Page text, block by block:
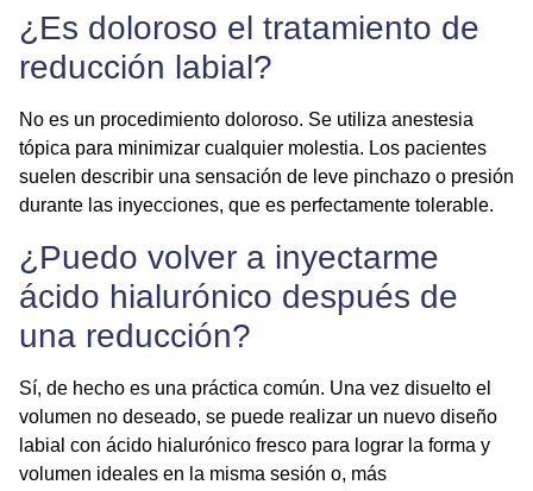
¿Es doloroso el tratamiento de
reducción labial?
No es un procedimiento doloroso. Se utiliza anestesia
tópica para minimizar cualquier molestia. Los pacientes
suelen describir una sensación de leve pinchazo o presión
durante las inyecciones, que es perfectamente tolerable.
¿Puedo volver a inyectarme
ácido hialurónico después de
una reducción?
Sí, de hecho es una práctica común. Una vez disuelto el
volumen no deseado, se puede realizar un nuevo diseño
labial con ácido hialurónico fresco para lograr la forma y
volumen ideales en la misma sesión o, más